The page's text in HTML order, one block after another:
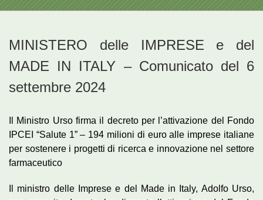
MINISTERO delle IMPRESE e del
MADE IN ITALY – Comunicato del 6
settembre 2024
Il Ministro Urso firma il decreto per l’attivazione del Fondo
IPCEI “Salute 1” – 194 milioni di euro alle imprese italiane
per sostenere i progetti di ricerca e innovazione nel settore
farmaceutico
Il ministro delle Imprese e del Made in Italy, Adolfo Urso,